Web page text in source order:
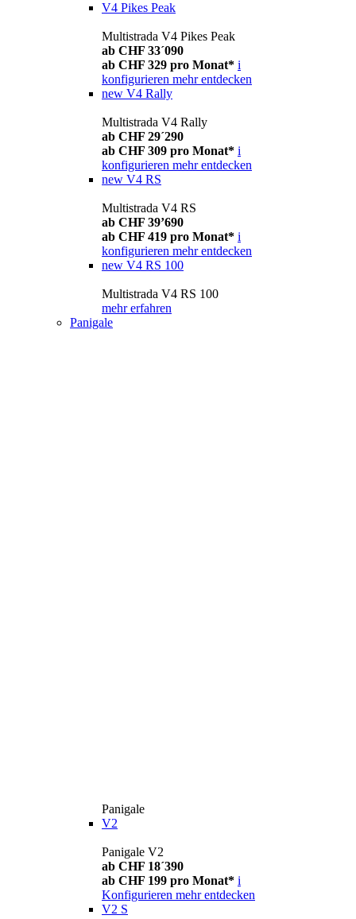
V4 Pikes Peak
Multistrada V4 Pikes Peak
ab CHF 33´090
ab CHF 329 pro Monat* i
konfigurieren mehr entdecken
new V4 Rally
Multistrada V4 Rally
ab CHF 29´290
ab CHF 309 pro Monat* i
konfigurieren mehr entdecken
new V4 RS
Multistrada V4 RS
ab CHF 39’690
ab CHF 419 pro Monat* i
konfigurieren mehr entdecken
new V4 RS 100
Multistrada V4 RS 100
mehr erfahren
Panigale
Panigale
V2
Panigale V2
ab CHF 18´390
ab CHF 199 pro Monat* i
Konfigurieren mehr entdecken
V2 S